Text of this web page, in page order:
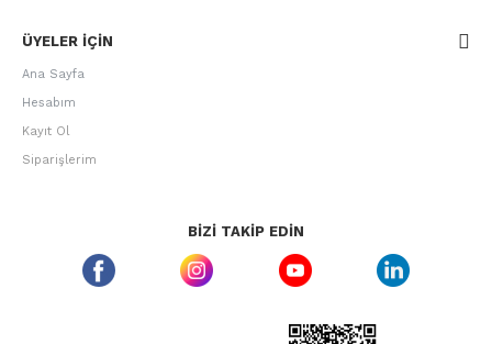
ÜYELER IÇIN
Ana Sayfa
Hesabım
Kayıt Ol
Siparişlerim
BIZI TAKIP EDIN